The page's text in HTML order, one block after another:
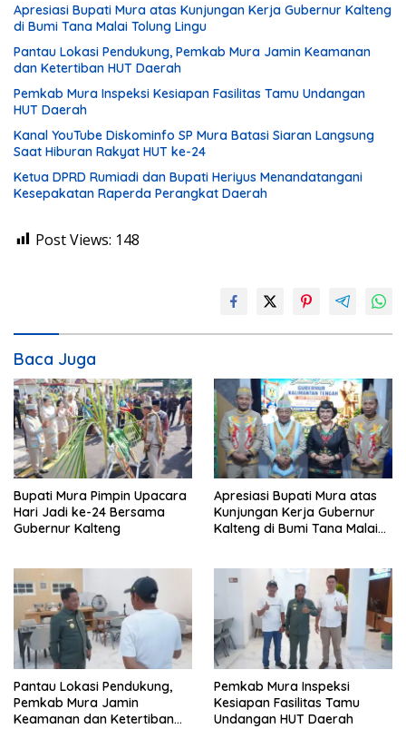
Apresiasi Bupati Mura atas Kunjungan Kerja Gubernur Kalteng
di Bumi Tana Malai Tolung Lingu
Pantau Lokasi Pendukung, Pemkab Mura Jamin Keamanan
dan Ketertiban HUT Daerah
Pemkab Mura Inspeksi Kesiapan Fasilitas Tamu Undangan
HUT Daerah
Kanal YouTube Diskominfo SP Mura Batasi Siaran Langsung
Saat Hiburan Rakyat HUT ke-24
Ketua DPRD Rumiadi dan Bupati Heriyus Menandatangani
Kesepakatan Raperda Perangkat Daerah
Post Views: 148
Baca Juga
Bupati Mura Pimpin Upacara
Hari Jadi ke-24 Bersama
Gubernur Kalteng
Apresiasi Bupati Mura atas
Kunjungan Kerja Gubernur
Kalteng di Bumi Tana Malai
Pantau Lokasi Pendukung,
Pemkab Mura Jamin
Keamanan dan Ketertiban
Pemkab Mura Inspeksi
Kesiapan Fasilitas Tamu
Undangan HUT Daerah